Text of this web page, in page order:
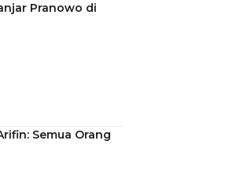
Pranowo di
Semua Orang